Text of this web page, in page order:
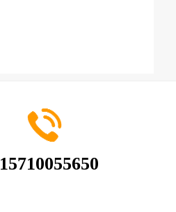
15710055650